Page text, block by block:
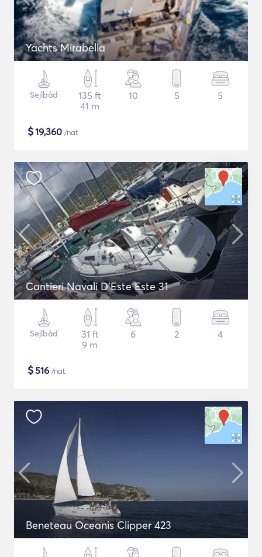
Yachts Mirabella
Sejlbåd
135 ft
41 m
10 5 5
$19,360 /nat
Cantieri Navali D'Este Este 31
Sejlbåd
31 ft
9 m
6 2 4
$516 /nat
Beneteau Oceanis Clipper 423